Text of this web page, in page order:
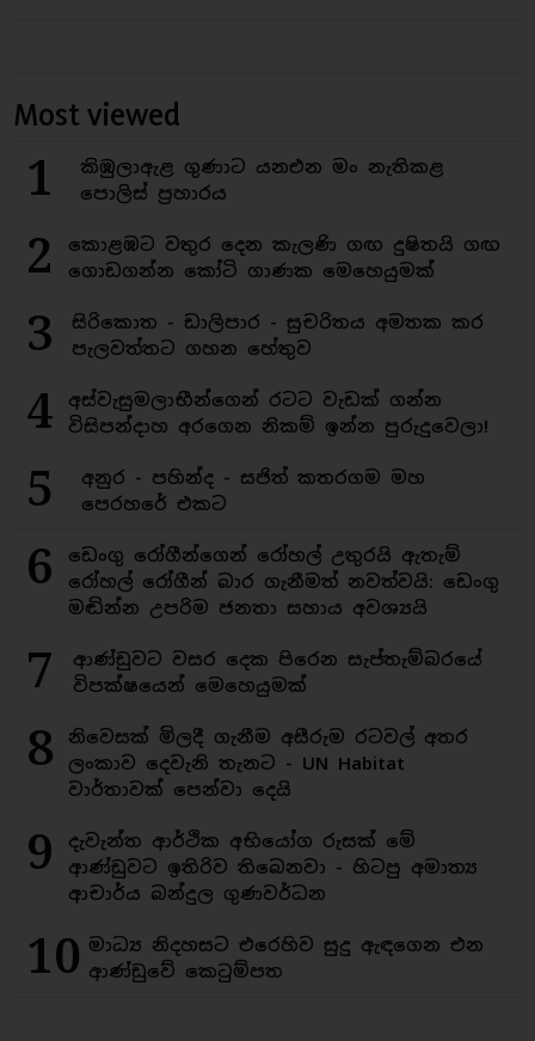
Most viewed
1
කිඹුලාඇළ ගුණාට යනඑන මං නැතිකළ
පොලිස් ප්‍රහාරය
2
කොළඹට වතුර දෙන කැලණි ගඟ දුෂිතයි ගඟ
ගොඩගන්න කෝටි ගාණක මෙහෙයුමක්
3
සිරිකොත - ඩාලිපාර - සුචරිතය අමතක කර
පැලවත්තට ගහන හේතුව
4
අස්වැසුමලාභීන්ගෙන් රටට වැඩක් ගන්න
විසිපන්දාහ අරගෙන නිකම් ඉන්න පුරුදුවෙලා!
5
අනුර - පහින්ද - සජිත් කතරගම මහ
පෙරහරේ එකට
6
ඩෙංගු රෝගීන්ගෙන් රෝහල් උතුරයි ඇතැම්
රෝහල් රෝගීන් බාර ගැනීමත් නවත්වයි: ඩෙංගු
මඬින්න උපරිම ජනතා සහාය අවශ්‍යයි
7
ආණ්ඩුවට වසර දෙක පිරෙන සැප්තැම්බරයේ
විපක්ෂයෙන් මෙහෙයුමක්
8
නිවෙසක් මිලදී ගැනීම අසීරුම රටවල් අතර
ලංකාව දෙවැනි තැනට - UN Habitat
වාර්තාවක් පෙන්වා දෙයි
9
දැවැන්ත ආර්ථික අභියෝග රුසක් මේ
ආණ්ඩුවට ඉතිරිව තිබෙනවා - හිටපු අමාත්‍ය
ආචාර්ය බන්දුල ගුණවර්ධන
10 මාධ්‍ය නිදහසට එරෙහිව සුදු ඇඳගෙන එන
ආණ්ඩුවේ කෙටුම්පත